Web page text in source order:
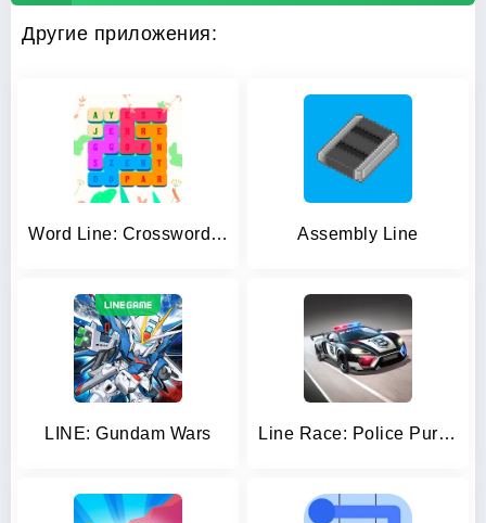
Другие приложения:
Word Line: Crossword Puzzles Assembly Line
LINE: Gundam Wars Line Race: Police Pursuit